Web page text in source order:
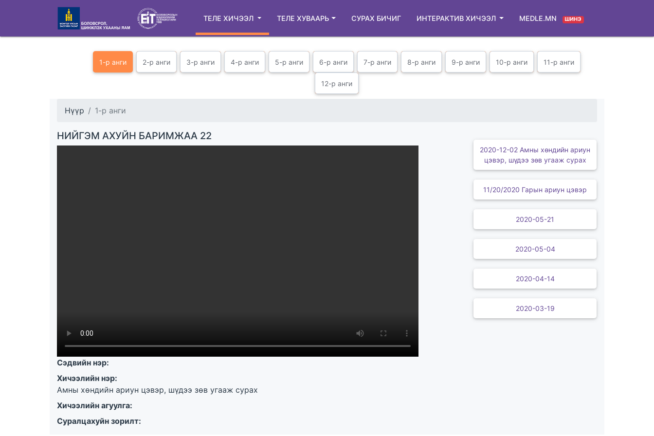
ТЕЛЕ ХИЧЭЭЛ ТЕЛЕ ХУВААРЬ СУРАХ БИЧИГ ИНТЕРАКТИВ ХИЧЭЭЛ MEDLE.MN ШИНЭ
1-р анги 2-р анги 3-р анги 4-р анги 5-р анги 6-р анги 7-р анги 8-р анги 9-р анги 10-р анги 11-р анги
12-р анги
Нүүр 1-р анги
НИЙГЭМ АХУЙН БАРИМЖАА 22
Сэдвийн нэр:
Хичээлийн нэр:
Амны хөндийн ариун цэвэр, шүдээ зөв угааж сурах
Хичээлийн агуулга:
Суралцахуйн зорилт:
2020-12-02 Амны хөндийн ариун
цэвэр, шүдээ зөв угааж сурах
11/20/2020 Гарын ариун цэвэр
2020-05-21
2020-05-04
2020-04-14
2020-03-19